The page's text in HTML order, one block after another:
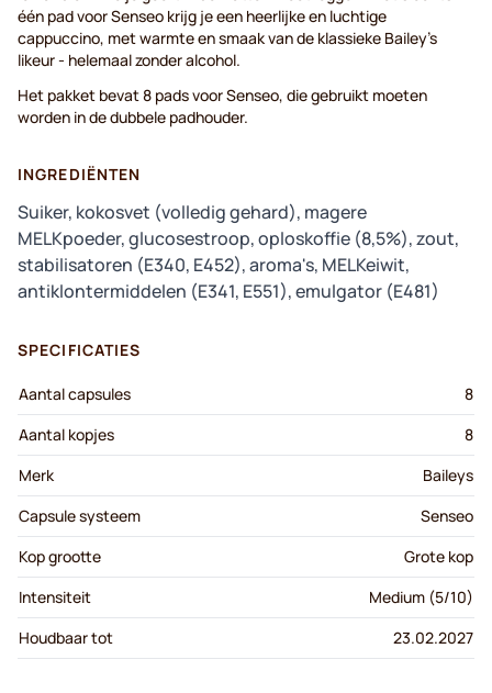
één pad voor Senseo krijg je een heerlijke en luchtige
cappuccino, met warmte en smaak van de klassieke Bailey's
likeur - helemaal zonder alcohol.
Het pakket bevat 8 pads voor Senseo, die gebruikt moeten
worden in de dubbele padhouder.
INGREDIËNTEN
Suiker, kokosvet (volledig gehard), magere
MELKpoeder, glucosestroop, oploskoffie (8,5%), zout,
stabilisatoren (E340, E452), aroma's, MELKeiwit,
antiklontermiddelen (E341, E551), emulgator (E481)
SPECIFICATIES
Aantal capsules
8
Aantal kopjes
8
Merk
Baileys
Capsule systeem
Senseo
Kop grootte
Grote kop
Intensiteit
Medium (5/10)
Houdbaar tot
23.02.2027